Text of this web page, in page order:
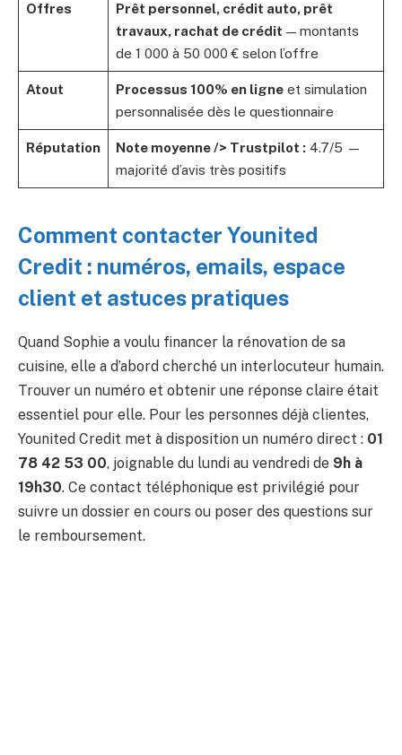
Offres
Prêt personnel, crédit auto, prêt
travaux, rachat de crédit — montants
de 1 000 à 50 000 € selon l’offre
Atout Processus 100% en ligneet simulation
personnalisée dès le questionnaire
Réputation Note moyenne /> Trustpilot :4.7/5 —
majorité d’avis très positifs
Comment contacter Younited
Credit : numéros, emails, espace
client et astuces pratiques
Quand Sophie a voulu financer la rénovation de sa
cuisine, elle a d’abord cherché un interlocuteur humain.
Trouver un numéro et obtenir une réponse claire était
essentiel pour elle. Pour les personnes déjà clientes,
Younited Credit met à disposition un numéro direct : 01
78 42 53 00, joignable du lundi au vendredi de 9h à
19h30. Ce contact téléphonique est privilégié pour
suivre un dossier en cours ou poser des questions sur
le remboursement.